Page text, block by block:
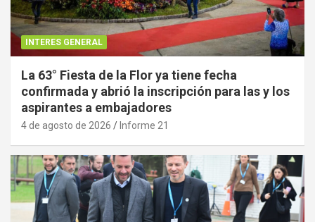
INTERES GENERAL
La 63° Fiesta de la Flor ya tiene fecha
confirmada y abrió la inscripción para las y los
aspirantes a embajadores
4 de agosto de 2026 Informe 21